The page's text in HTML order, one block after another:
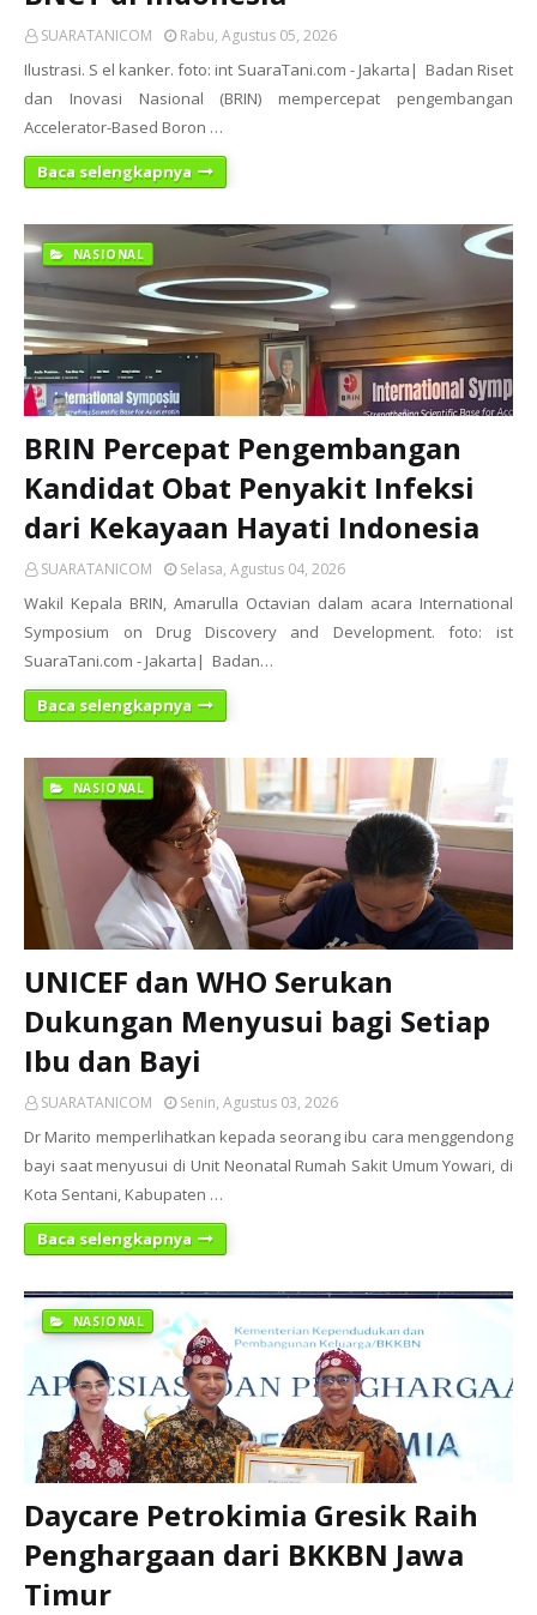
SUARATANICOM Rabu, Agustus 05, 2026
Ilustrasi. S el kanker. foto: int SuaraTani.com - Jakarta| Badan Riset
dan Inovasi Nasional (BRIN) mempercepat pengembangan
Accelerator-Based Boron …
Baca selengkapnya
NASIONAL
BRIN Percepat Pengembangan
Kandidat Obat Penyakit Infeksi
dari Kekayaan Hayati Indonesia
SUARATANICOM Selasa, Agustus 04, 2026
Wakil Kepala BRIN, Amarulla Octavian dalam acara International
Symposium on Drug Discovery and Development. foto: ist
SuaraTani.com - Jakarta| Badan…
Baca selengkapnya
NASIONAL
UNICEF dan WHO Serukan
Dukungan Menyusui bagi Setiap
Ibu dan Bayi
SUARATANICOM Senin, Agustus 03, 2026
Dr Marito memperlihatkan kepada seorang ibu cara menggendong
bayi saat menyusui di Unit Neonatal Rumah Sakit Umum Yowari, di
Kota Sentani, Kabupaten …
Baca selengkapnya
NASIONAL
Daycare Petrokimia Gresik Raih
Penghargaan dari BKKBN Jawa
Timur